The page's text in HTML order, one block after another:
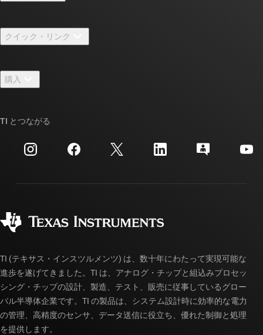
採用情報
ニュース
イベント
投資家向け情報
クイック・リンク
TI E2E™ 設計サポート・フォーラム
クロスリファレンス検索
カスタマー・サポート・センター
myTI アカウントの FAQ
購入
ご注文に関する FAQ
TI とつながる
TI (テキサス・インスツルメンツ) は、数十年にわたって実現可能な
進歩を遂げてきました。TI は、アナログ・チップと組込みプロセッ
シング・チップの設計、製造、テスト、販売に従事しているグロー
バル半導体企業です。TI の製品は、システム設計時に効率的な電力
の管理、高精度のセンサ、データ送信に役立ち、優れた制御と処理
を提供します。